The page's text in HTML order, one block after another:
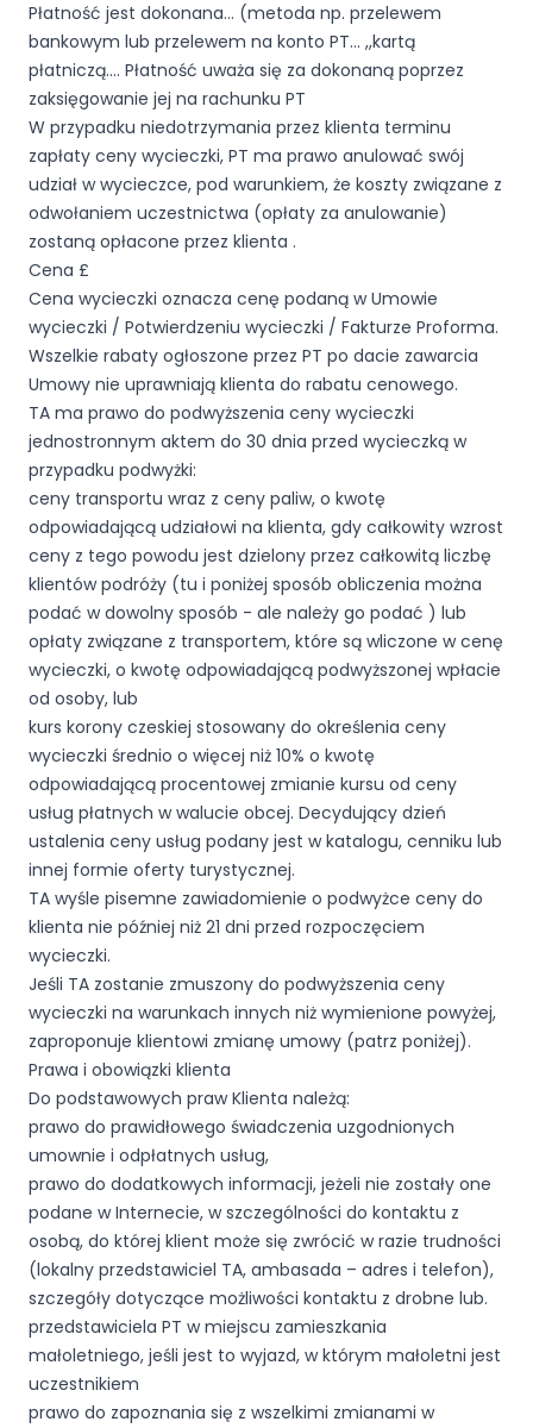
Płatność jest dokonana… (metoda np. przelewem
bankowym lub przelewem na konto PT… ,,kartą
płatniczą…. Płatność uważa się za dokonaną poprzez
zaksięgowanie jej na rachunku PT
W przypadku niedotrzymania przez klienta terminu
zapłaty ceny wycieczki, PT ma prawo anulować swój
udział w wycieczce, pod warunkiem, że koszty związane z
odwołaniem uczestnictwa (opłaty za anulowanie)
zostaną opłacone przez klienta .
Cena £
Cena wycieczki oznacza cenę podaną w Umowie
wycieczki / Potwierdzeniu wycieczki / Fakturze Proforma.
Wszelkie rabaty ogłoszone przez PT po dacie zawarcia
Umowy nie uprawniają klienta do rabatu cenowego.
TA ma prawo do podwyższenia ceny wycieczki
jednostronnym aktem do 30 dnia przed wycieczką w
przypadku podwyżki:
ceny transportu wraz z ceny paliw, o kwotę
odpowiadającą udziałowi na klienta, gdy całkowity wzrost
ceny z tego powodu jest dzielony przez całkowitą liczbę
klientów podróży (tu i poniżej sposób obliczenia można
podać w dowolny sposób - ale należy go podać ) lub
opłaty związane z transportem, które są wliczone w cenę
wycieczki, o kwotę odpowiadającą podwyższonej wpłacie
od osoby, lub
kurs korony czeskiej stosowany do określenia ceny
wycieczki średnio o więcej niż 10% o kwotę
odpowiadającą procentowej zmianie kursu od ceny
usług płatnych w walucie obcej. Decydujący dzień
ustalenia ceny usług podany jest w katalogu, cenniku lub
innej formie oferty turystycznej.
TA wyśle pisemne zawiadomienie o podwyżce ceny do
klienta nie później niż 21 dni przed rozpoczęciem
wycieczki.
Jeśli TA zostanie zmuszony do podwyższenia ceny
wycieczki na warunkach innych niż wymienione powyżej,
zaproponuje klientowi zmianę umowy (patrz poniżej).
Prawa i obowiązki klienta
Do podstawowych praw Klienta należą:
prawo do prawidłowego świadczenia uzgodnionych
umownie i odpłatnych usług,
prawo do dodatkowych informacji, jeżeli nie zostały one
podane w Internecie, w szczególności do kontaktu z
osobą, do której klient może się zwrócić w razie trudności
(lokalny przedstawiciel TA, ambasada – adres i telefon),
szczegóły dotyczące możliwości kontaktu z drobne lub.
przedstawiciela PT w miejscu zamieszkania
małoletniego, jeśli jest to wyjazd, w którym małoletni jest
uczestnikiem
prawo do zapoznania się z wszelkimi zmianami w